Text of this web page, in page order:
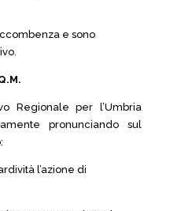
e sono
Regionale per l’Umbria
pronunciando sul
l’azione di